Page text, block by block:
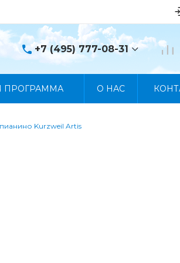
+7 (495) 777-08-31
+7 (495) 777-08-31
Выходной
ПРОГРАММА О НАС
Kurzweil Artis